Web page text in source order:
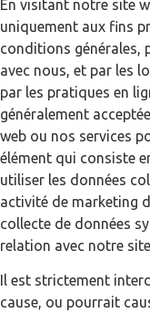
En visitant notre site
uniquement aux fins
conditions générales,
avec nous, et par les
par les pratiques en
généralement
web ou nos services
élément qui consiste
utiliser les données
activité de marketing
collecte de données
relation avec notre
Il est strictement
cause, ou pourrait